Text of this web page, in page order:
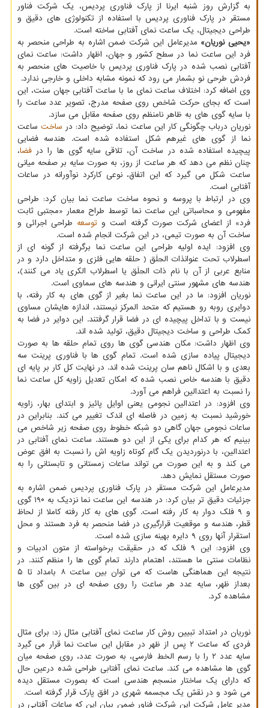
به گزارش روز شنبه ایرنا از پارک فناوری پردیس، یک شرکت فناور
مستقر در پارک فناوری پردیس با استفاده از تکنولوژی های دقیق و
طراحی دیجیتال، یک ساعت نمای آفتابی ساخته است.
«یحیی نوریان» مدیرعامل این شرکت ضمن اشاره به طراحی منحصر به
فرد این ساعت نما در سطح کشور و جهان، اظهار داشت: ساعت نمای
آفتابی نصب شده در پارک فناوری پردیس با خاصیت های منحصر به
فردش طرحی نو بشمار می رود که نمونه مشابه داخلی و خارجی ندارد.
وی اضافه کرد: اختلاف ساعت نمای ما با ساعت آفتابی جهان سنت، این
است که بجای حرکت شاخص روی صفحه مدرج، تصویر عدد ساعت را
با سایه گوی های به ظاهر نامنظم روی صفحه مقابل می سازد.
نوریان درباب چگونگی کار این ساعت نما، توضیح داد: در ساختساعت
نما از گوی های غیرهم شکل استفاده شده است. هندسه فضایی
پیچیده استفاده شده در ساخت آن، تلاقی سایه گوی ها را در فضا،
چنان نظم می دهد که هر ساعت از روز، به صورت سایه بر صفحه میانی
ساعت شکل می گیرد که این اتفاق، نوعی کارکرد نوآورانه در ساعات
آفتابی است.
وی در ارتباط با پروسه و نحوه ساخت ساعت نما بیان کرد: طراحی
مفهومی و محاسباتی این ساعت نما توسط طراح معمار «مجتبی ثابت
فرد» از اعضای شرکت صورت گرفته است و توسعه طراحی اجرائی و
ساخت آن به صورت تیمی، در این شرکت انجام شده است.
وی افزود: ایده اولیه طراحی این ساعت نما برگرفته از گونه ای از
اسطرلاب تحت عنوانذات الحِلَق ( حلقه هایی فلزی و متداخل دارد و در
منابع عربی از آن با نام ذات الحِلَق یا اسطرلاب الکری یاد می کنند)،
هندسه های مشهور سنتی ایرانی و هندسه های سماوی است.
نوریان افزود: ما در این ساعت نما بغیر از گوی های به کار رفته، با
دوایری روبه رو هستیم که متحد المرکز نیستند، اندازه هایشان مساوی
نیست و با تداخل پیچیده ای در فضا قرار گرفتند. این دوایر در فضا به
کمک طراحی و ساخت دیجیتال دقیق، تولید شده اند.
وی اظهار داشت: مکان هندسی گوی ها روی تمام حلقه ها به صورت
دیجیتال پیاده سازی شده است. تمام گوی ها با فناوری پرینت سه
بعدی و با اشکال ناهم سان پرینت شده اند. در نهایت کل کار بر پایه ای
دقیق با هندسه خاص نصب شده که امکان تعدیل زاویه کل ساعت نما
را نسبت به اعتدالین فراهم می آورد.
وی افزود: در اعتدالین نجومی یعنی اوایل پائیز و ابتدای بهار، زاویه
خورشید نسبت به زمین در فاصله ای اندک تغییر می کند. بنابراین در
ساعات نجومی جهان گاهی دو شبکه خطوط روی صفحه زیر شاخص می
بینیم که هر کدام برای یکی از این دو هستند. ساعت نمای آفتابی در
اعتدالین، با درنوردیدن یک گام کوتاه زاویه اش را نسبت به افق عوض
می کند و به این صورت می تواند ساعات زمستانی و تابستانی را به
صورت مستقل نمایش دهد.
مدیرعامل این شرکت مستقر در پارک فناوری پردیس ضمن اشاره به
جزئیات دقیق تر بیان کرد: در هندسه این ساعت نما نزدیک به ۱۹۰ گوی
و ۹ فلک دوار به کار رفته است. گوی های به کار رفته کاملا از لحاظ
قطر، هندسه و موقعیت قرارگیری در فضا منحصر به فرد هستند و محل
استقرار آنها روی ۹ دایره بهینه سازی شده است.
وی افزود: این ۹ فلک که در حقیقت برخواسته از متون ادبیات و
نظامات سنتی ما هستند، اهتمام دارند تمام گوی ها را منظم کنند. در
نتیجه این هماهنگی هاست که می توان بین ساعت ۸ بامداد تا ۵
بعداز ظهر، سایه عدد هر ساعت را روی صفحه ای در بین گوی ها
مشاهده کرد.
نوریان در امتداد تبیین روش کار ساعت نمای آفتابی مثال زد: برای مثال
فردی که ساعت ۲ پس از ظهر در مقابل این ساعت نما قرار می گیرد
سایه عدد ۲ را با رسم الخط فارسی، به صورت عدد، روی صفحه میان
گوی ها مشاهده می کند. ساعت نمای آفتابی طراحی شده درعین حال
که دارای یک ساختار منسجم هندسی است که بصورت مستقل دیده
می شود و در نقش یک مجسمه شهری در افق پارک قرار گرفته است.
مدیر عامل شرکت این شرکت فناور ضمن بیان این که ساعات آفتابی در